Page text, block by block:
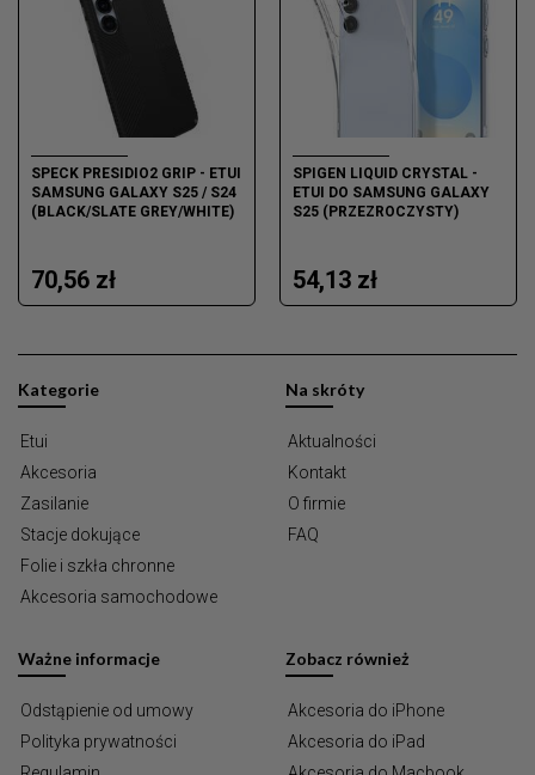
SPECK PRESIDIO2 GRIP - ETUI
SAMSUNG GALAXY S25 / S24
(BLACK/SLATE GREY/WHITE)
70,56 zł
SPIGEN LIQUID CRYSTAL -
ETUI DO SAMSUNG GALAXY
S25 (PRZEZROCZYSTY)
54,13 zł
Kategorie
Etui
Akcesoria
Zasilanie
Stacje dokujące
Folie i szkła chronne
Akcesoria samochodowe
Na skróty
Aktualności
Kontakt
O firmie
FAQ
Ważne informacje
Odstąpienie od umowy
Polityka prywatności
Zobacz również
Akcesoria do iPhone
Akcesoria do iPad